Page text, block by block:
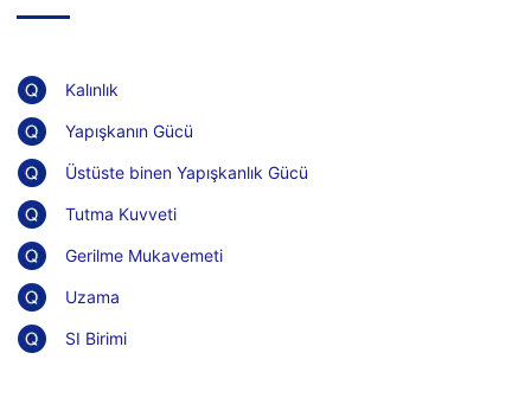
Kalınlık
Yapışkanın Gücü
Üstüste binen Yapışkanlık Gücü
Tutma Kuvveti
Gerilme Mukavemeti
Uzama
SI Birimi